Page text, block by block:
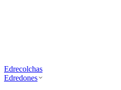
Edrecolchas
Edredones